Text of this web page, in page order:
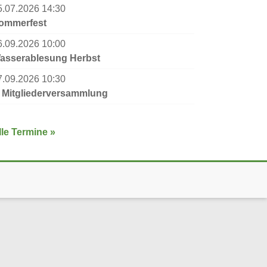
14:30
10:00
Herbst
10:30
Mitgliederversammlung
Termine »